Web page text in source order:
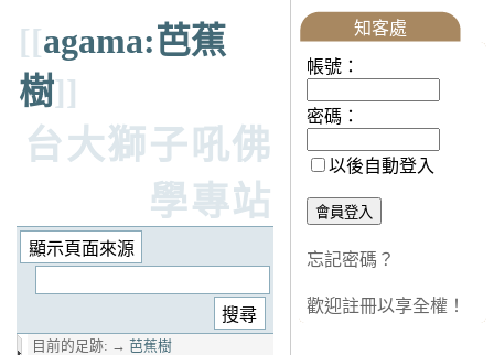
[[agama:芭蕉
樹]]
台大獅子吼佛
學專站
目前的足跡: → 芭蕉樹
知客處
帳號：
密碼：
以後自動登入
忘記密碼？
歡迎註冊以享全權！